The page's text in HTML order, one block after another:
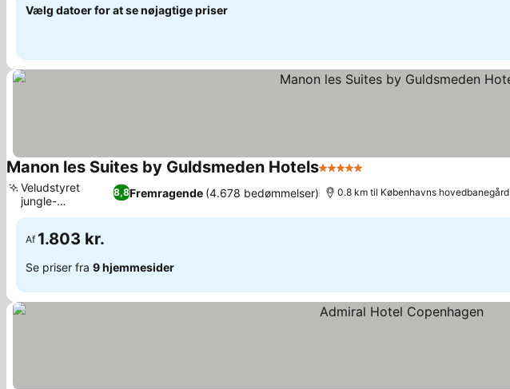
Vælg datoer for at se nøjagtige priser
Manon les Suites by Guldsmeden Hotels5 Stjerner
8,8Fremragende (4.678 bedømmelser)
Veludstyret
jungle-
fitnesscenter
0.8 km til Københavns hovedbanegård
Af 1.803 kr.
Se priser fra 9 hjemmesider